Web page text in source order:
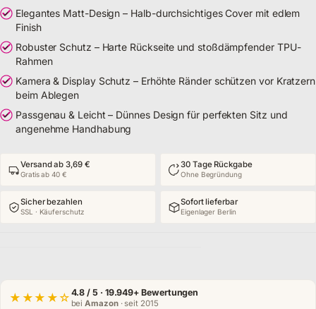
Elegantes Matt-Design – Halb-durchsichtiges Cover mit edlem
Finish
Robuster Schutz – Harte Rückseite und stoßdämpfender TPU-
Rahmen
Kamera & Display Schutz – Erhöhte Ränder schützen vor Kratzern
beim Ablegen
Passgenau & Leicht – Dünnes Design für perfekten Sitz und
angenehme Handhabung
Versand ab 3,69 €
Gratis ab 40 €
30 Tage Rückgabe
Ohne Begründung
Sicher bezahlen
SSL · Käuferschutz
Sofort lieferbar
Eigenlager Berlin
★★★★☆ 4.8 / 5 · 19.949+ Bewertungen
beiAmazon· seit 2015